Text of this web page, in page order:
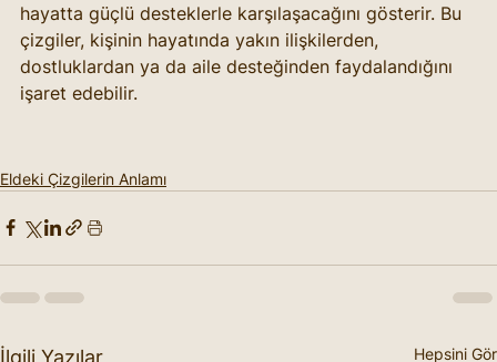
hayatta güçlü desteklerle karşılaşacağını gösterir. Bu
çizgiler, kişinin hayatında yakın ilişkilerden,
dostluklardan ya da aile desteğinden faydalandığını
işaret edebilir.
Eldeki Çizgilerin Anlamı
İlgili Yazılar Hepsini Gör